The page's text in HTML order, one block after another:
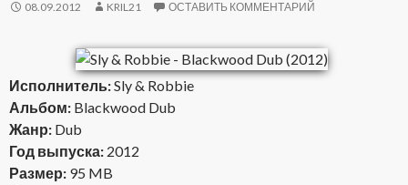
08.09.2012 KRIL21 ОСТАВИТЬ КОММЕНТАРИЙ
Исполнитель:Sly & Robbie
Альбом: Blackwood Dub
Жанр: Dub
Год выпуска: 2012
Размер: 95 MB